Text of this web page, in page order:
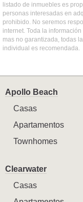
listado de inmuebles es
personas interesadas en
prohibido. No seremos
internet. Toda la
mas no garantizada, todas
individual es recomendada.
Apollo Beach
Casas
Apartamentos
Townhomes
Clearwater
Casas